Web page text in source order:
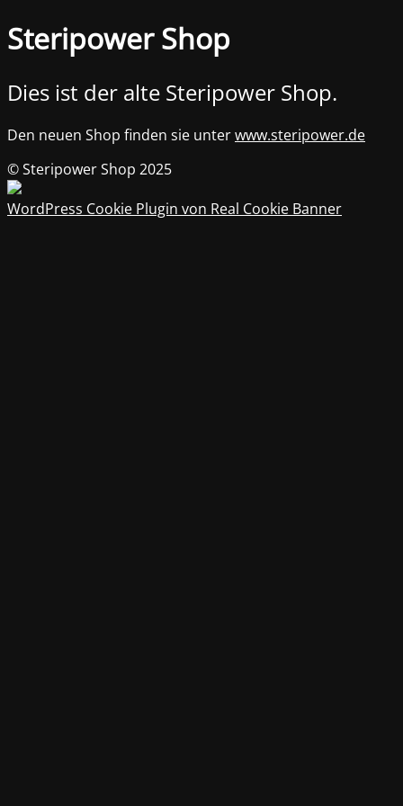
Steripower Shop
Dies ist der alte Steripower Shop.
Den neuen Shop finden sie unterwww.steripower.de
© Steripower Shop 2025
WordPress Cookie Plugin von Real Cookie Banner